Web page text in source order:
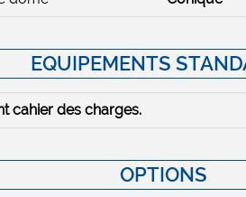
EQUIPEMENTS
cahier des charges.
OPTIONS